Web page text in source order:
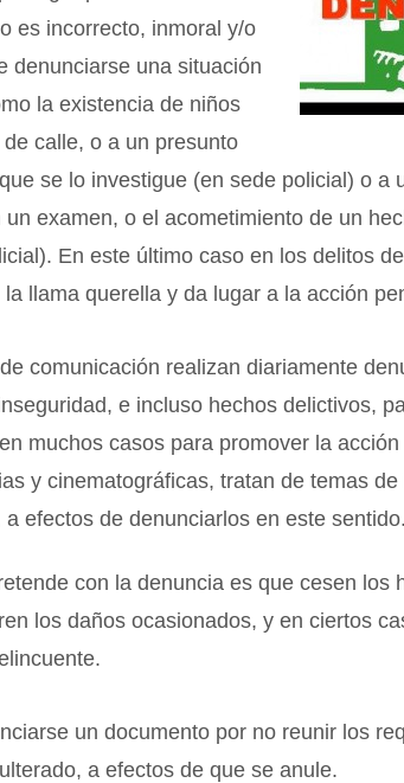
es incorrecto, inmoral y/o
denunciarse una situación
la existencia de niños
calle, o a un presunto
se lo investigue (en sede policial) o a
un examen, o el acometimiento de un
En este último caso en los delitos
llama querella y da lugar a la acción
comunicación realizan diariamente
e incluso hechos delictivos,
muchos casos para promover la
y cinematográficas, tratan de temas
a efectos de denunciarlos en este
con la denuncia es que cesen los
los daños ocasionados, y en ciertos
un documento por no reunir los
a efectos de que se anule.